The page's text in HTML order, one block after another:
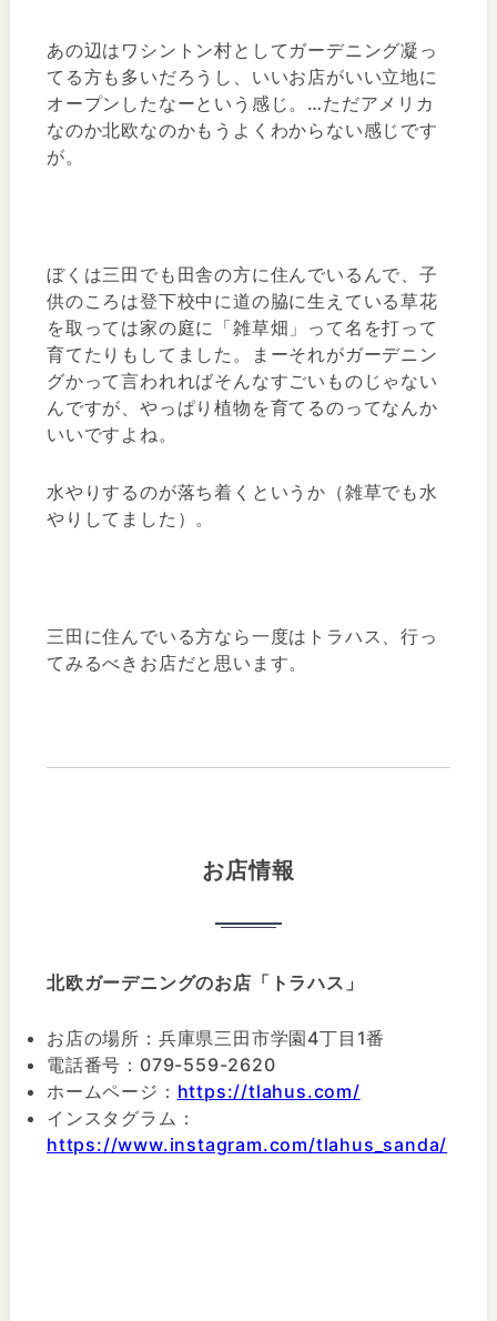
あの辺はワシントン村としてガーデニング凝っ
てる方も多いだろうし、いいお店がいい立地に
オープンしたなーという感じ。…ただアメリカ
なのか北欧なのかもうよくわからない感じです
が。
ぼくは三田でも田舎の方に住んでいるんで、子
供のころは登下校中に道の脇に生えている草花
を取っては家の庭に「雑草畑」って名を打って
育てたりもしてました。まーそれがガーデニン
グかって言われればそんなすごいものじゃない
んですが、やっぱり植物を育てるのってなんか
いいですよね。
水やりするのが落ち着くというか（雑草でも水
やりしてました）。
三田に住んでいる方なら一度はトラハス、行っ
てみるべきお店だと思います。
お店情報
北欧ガーデニングのお店「トラハス」
お店の場所：兵庫県三田市学園4丁目1番
電話番号：079-559-2620
ホームページ： https://tlahus.com/
インスタグラム：
https://www.instagram.com/tlahus_sanda/